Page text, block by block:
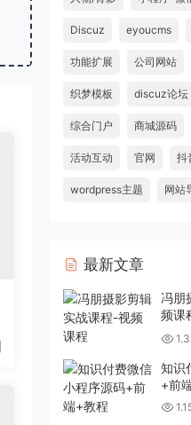
Discuz eyoucms
功能扩展 公司网站
织梦模板 discuz论坛
综合门户 商城源码
活动互动 官网 抖
wordpress主题 网站
最新文章
冯朋
频课
知识
+前